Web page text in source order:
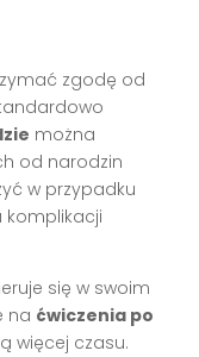
zgodę od
można
od narodzin
w przypadku
komplikacji
się w swoim
na ćwiczenia po
więcej czasu.